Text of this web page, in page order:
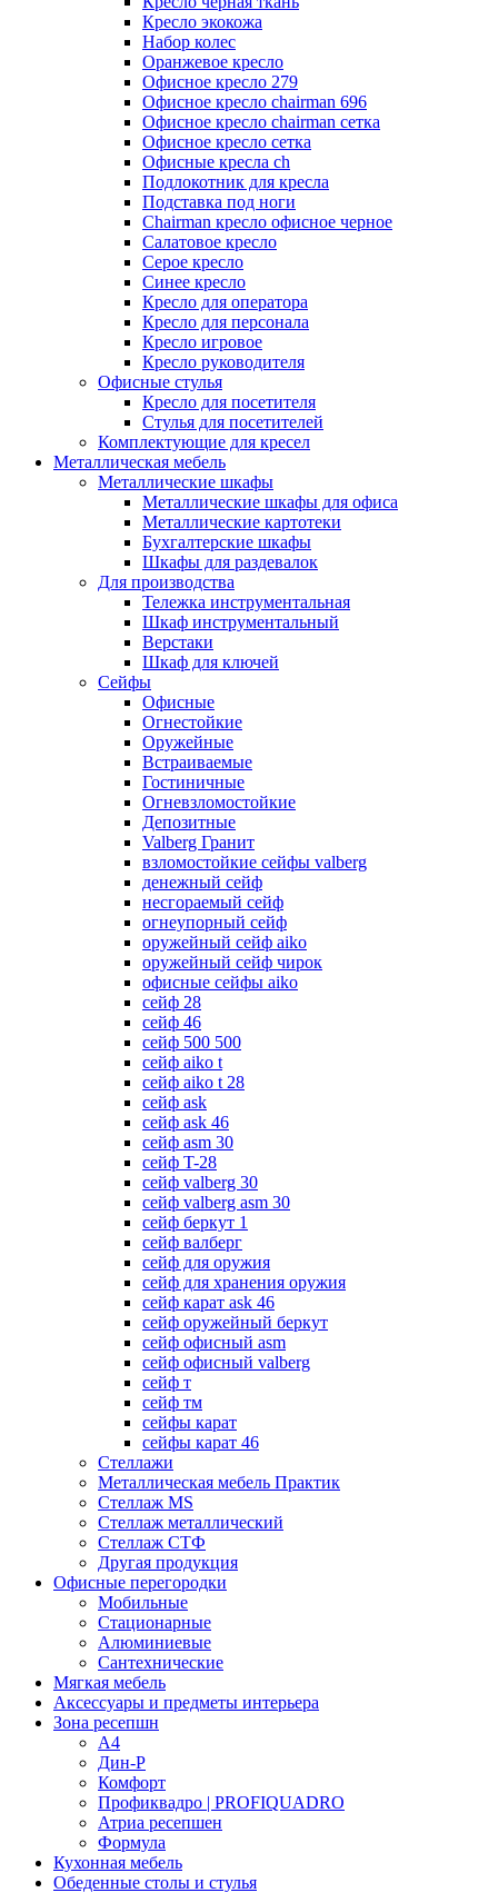
Кресло экокожа
Набор колес
Оранжевое кресло
Офисное кресло 279
Офисное кресло chairman 696
Офисное кресло chairman сетка
Офисное кресло сетка
Офисные кресла ch
Подлокотник для кресла
Подставка под ноги
Сhairman кресло офисное черное
Салатовое кресло
Серое кресло
Синее кресло
Кресло для оператора
Кресло для персонала
Кресло игровое
Кресло руководителя
Офисные стулья
Кресло для посетителя
Стулья для посетителей
Комплектующие для кресел
Металлическая мебель
Металлические шкафы
Металлические шкафы для офиса
Металлические картотеки
Бухгалтерские шкафы
Шкафы для раздевалок
Для производства
Тележка инструментальная
Шкаф инструментальный
Верстаки
Шкаф для ключей
Сейфы
Офисные
Огнестойкие
Оружейные
Встраиваемые
Гостиничные
Огневзломостойкие
Депозитные
Valberg Гранит
взломостойкие сейфы valberg
денежный сейф
несгораемый сейф
огнеупорный сейф
оружейный сейф aiko
оружейный сейф чирок
офисные сейфы aiko
сейф 28
сейф 46
сейф 500 500
сейф aiko t
сейф aiko t 28
сейф ask
сейф ask 46
сейф asm 30
сейф T-28
сейф valberg 30
сейф valberg asm 30
сейф беркут 1
сейф валберг
сейф для оружия
сейф для хранения оружия
сейф карат ask 46
сейф оружейный беркут
сейф офисный asm
сейф офисный valberg
сейф т
сейф тм
сейфы карат
сейфы карат 46
Стеллажи
Металлическая мебель Практик
Стеллаж MS
Стеллаж металлический
Стеллаж СТФ
Другая продукция
Офисные перегородки
Мобильные
Стационарные
Алюминиевые
Сантехнические
Мягкая мебель
Аксессуары и предметы интерьера
Зона ресепшн
А4
Дин-Р
Комфорт
Профиквадро | PROFIQUADRO
Атриа ресепшен
Формула
Кухонная мебель
Обеденные столы и стулья